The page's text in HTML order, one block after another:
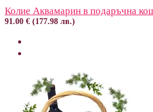
Колие Аквамарин в подаръчна
91.00 € (177.98 лв.)